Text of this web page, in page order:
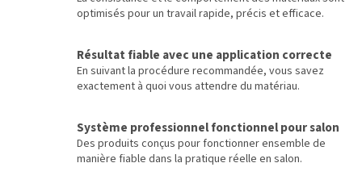
optimisés pour un travail rapide, précis et efficace.
Résultat fiable avec une application correcte
En suivant la procédure recommandée, vous savez
exactement à quoi vous attendre du matériau.
Système professionnel fonctionnel pour salon
Des produits conçus pour fonctionner ensemble de
manière fiable dans la pratique réelle en salon.